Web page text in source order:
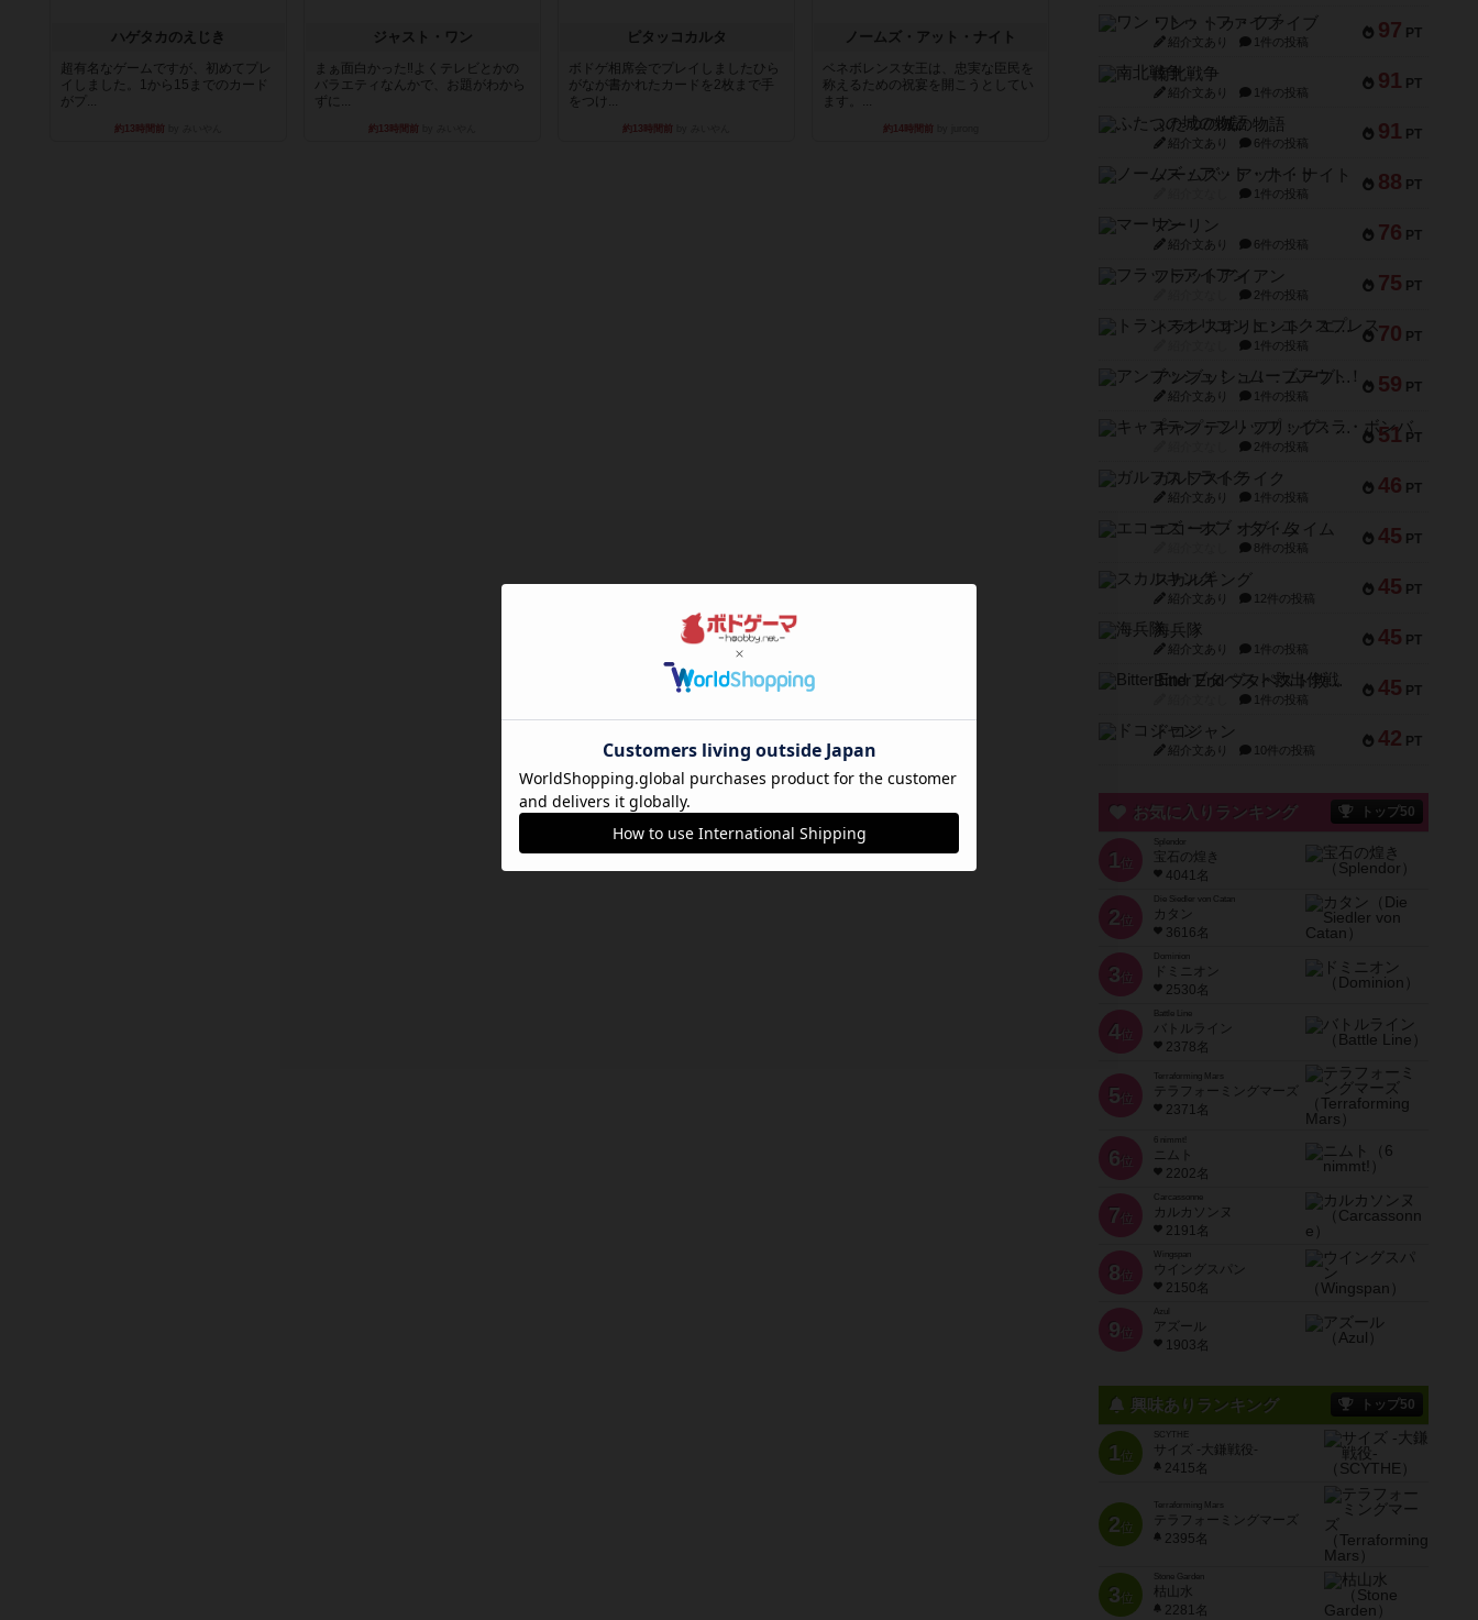
ハゲタカのえじき
超有名なゲームですが、初めてプレ
イしました。1から15までのカード
がプ...
約13時間前
ジャスト・ワン
まぁ面白かった‼️よくテレビとかの
バラエティなんかで、お題がわから
ずに...
約13時間前
ピタッコカルタ
ボドゲ相席会でプレイしましたひら
がなが書かれたカードを2枚まで手
をつけ...
約13時間前
ノームズ・アット・ナイト
ベネボレンス女王は、忠実な臣民を
称えるための祝宴を開こうとしてい
ます。...
約14時間前
97 PT
ワン・トゥ・ファイブ
紹介文あり 1件の投稿
91 PT
南北戦争
紹介文あり 1件の投稿
91 PT
ふたつの城の物語
紹介文あり 6件の投稿
88 PT
ノームズ・アット・ナイト
1件の投稿
76 PT
マーリン
紹介文あり 6件の投稿
75 PT
フラットアイアン
2件の投稿
70 PT
トランスオリエント・エクスプレス
1件の投稿
59 PT
アンブッシュ！：ムーブアウト！
紹介文あり 1件の投稿
51 PT
キャプテン・フリップ：イスラ・ボンバ
2件の投稿
46 PT
ガルフストライク
紹介文あり 1件の投稿
45 PT
エコーズ・オブ・タイム
8件の投稿
45 PT
スカルキング
紹介文あり 12件の投稿
45 PT
海兵隊
紹介文あり 1件の投稿
45 PT
Bitter End ブタペスト救出作戦
1件の投稿
42 PT
ドコジャン
紹介文あり 10件の投稿
お気に入りランキング トップ50
1位
宝石の煌き
4041名
2位
Die Siedler von Catan
カタン
3616名
3位
Dominion
ドミニオン
2530名
4位
Battle Line
バトルライン
2378名
5位
Terraforming Mars
テラフォーミングマーズ
2371名
6位
6 nimmt!
ニムト
2202名
7位
Carcassonne
カルカソンヌ
2191名
8位
Wingspan
ウイングスパン
2150名
9位
Azul
アズール
1903名
興味ありランキング トップ50
1位
SCYTHE
サイズ -大鎌戦役-
2415名
2位
Terraforming Mars
テラフォーミングマーズ
2395名
3位
Stone Garden
枯山水
2281名